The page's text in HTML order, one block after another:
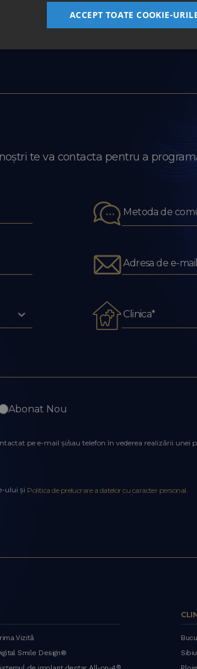
our workflows '' - Dentsplay
anterior teeth: single shade,
te va contacta pentru a
Metoda de
Clinica*
Abonat Nou
pe e-mail și/sau telefon în vederea realizării
ului și Politica de prelucrare a datelor cu caracter personal
Vizită
Smile Design®
®
Sibiu
ACCEPT TOATE COOKIE-